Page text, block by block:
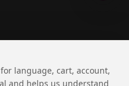
for language, cart, account,
and helps us understand